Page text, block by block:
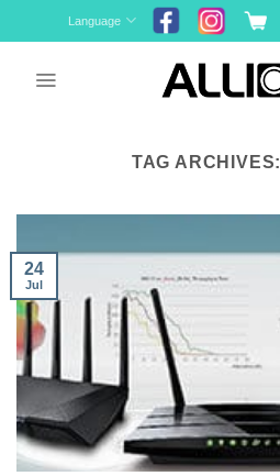
to
Language
TAG ARCHIVES:
24
Jul